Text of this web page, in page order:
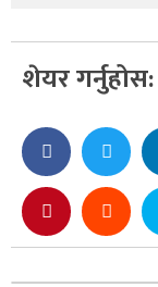
शेयर गर्नुहोस: